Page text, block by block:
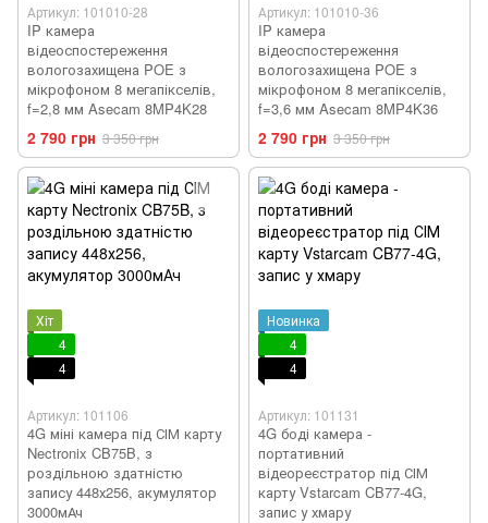
Артикул: 101010-28
IP камера
відеоспостереження
вологозахищена POE з
мікрофоном 8 мегапікселів,
f=2,8 мм Asecam 8MP4K28
2 790 грн 3 350 грн
Артикул: 101010-36
IP камера
відеоспостереження
вологозахищена POE з
мікрофоном 8 мегапікселів,
f=3,6 мм Asecam 8MP4K36
2 790 грн 3 350 грн
Хіт
4
4
Артикул: 101106
4G міні камера під СІМ карту
Nectronix CB75B, з
роздільною здатністю
запису 448х256, акумулятор
3000мАч
Новинка
4
4
Артикул: 101131
4G боді камера -
портативний
відеореєстратор під СІМ
карту Vstarcam CB77-4G,
запис у хмару